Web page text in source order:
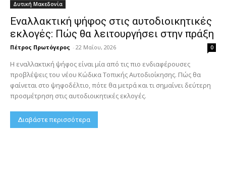
Δυτική Μακεδονία
Εναλλακτική ψήφος στις αυτοδιοικητικές
εκλογές: Πώς θα λειτουργήσει στην πράξη
Πέτρος Πρωτόγερος - 22 Μαΐου, 2026 0
Η εναλλακτική ψήφος είναι μία από τις πιο ενδιαφέρουσες
προβλέψεις του νέου Κώδικα Τοπικής Αυτοδιοίκησης. Πώς θα
φαίνεται στο ψηφοδέλτιο, πότε θα μετρά και τι σημαίνει δεύτερη
προσμέτρηση στις αυτοδιοικητικές εκλογές.
Διαβάστε περισσότερα